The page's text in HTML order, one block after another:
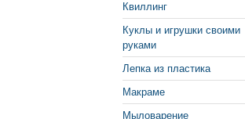
Квиллинг
Куклы и игрушки своими
руками
Лепка из пластика
Макраме
Мыловарение